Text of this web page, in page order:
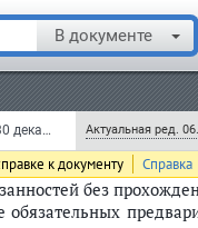
В документе
Кодекс Российской Федерации об административных правонарушениях от 30 декабря 2001 г. N 195-ФЗ (КоАП РФ) (с изменениями и дополнениями) Актуальная ред.
к документу Справка
проведения
штрафа на
лиц - от
без